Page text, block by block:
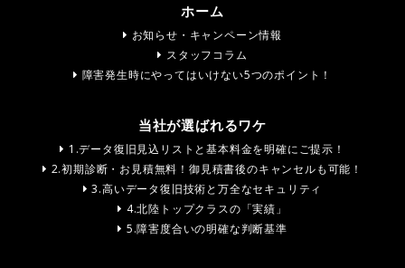
ホーム
お知らせ・キャンペーン情報
スタッフコラム
障害発生時にやってはいけない5つのポイント！
当社が選ばれるワケ
1.データ復旧見込リストと基本料金を明確にご提示！
2.初期診断・お見積無料！御見積書後のキャンセルも可能！
3.高いデータ復旧技術と万全なセキュリティ
4.北陸トップクラスの「実績」
5.障害度合いの明確な判断基準